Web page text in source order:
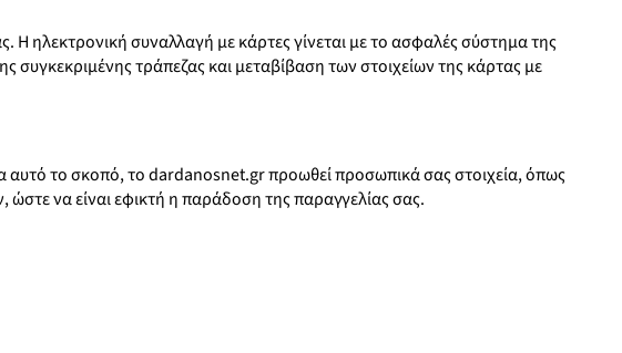
Η ηλεκτρονική συναλλαγή με κάρτες γίνεται με το ασφαλές σύστημα της
τράπεζας και μεταβίβαση των στοιχείων της κάρτας με
αυτό το σκοπό, το dardanosnet.gr προωθεί προσωπικά σας στοιχεία, όπως
να είναι εφικτή η παράδοση της παραγγελίας σας.